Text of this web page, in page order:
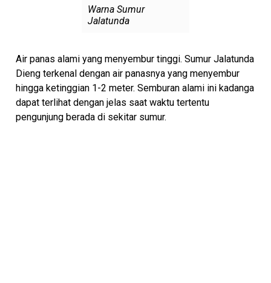
Warna Sumur
Jalatunda
Air panas alami yang menyembur tinggi. Sumur Jalatunda
Dieng terkenal dengan air panasnya yang menyembur
hingga ketinggian 1-2 meter. Semburan alami ini kadanga
dapat terlihat dengan jelas saat waktu tertentu
pengunjung berada di sekitar sumur.